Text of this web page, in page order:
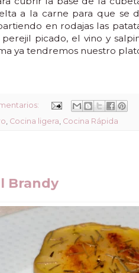
a la carne para que se
en rodajas las
picado, el vino y
ya tendremos nuestro
Cocina ligera Cocina Rápida
Brandy